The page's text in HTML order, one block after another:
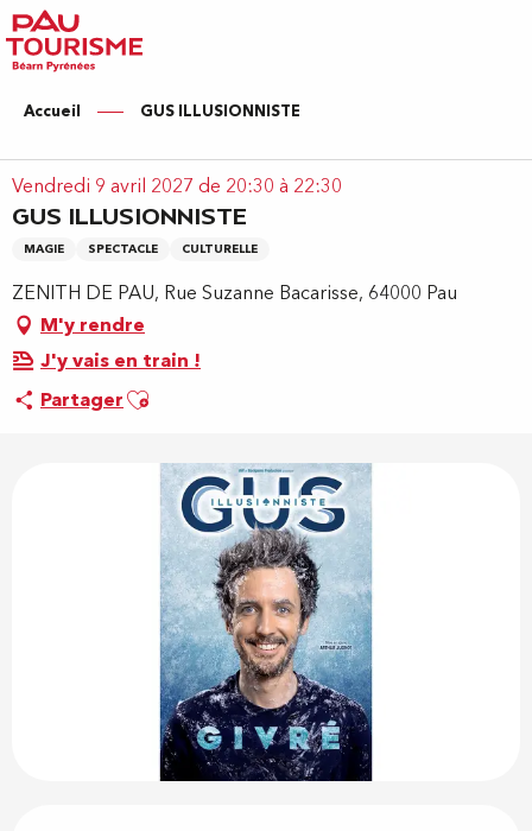
Aller
au
contenu
principal
Accueil GUS ILLUSIONNISTE
Vendredi 9 avril 2027 de 20:30 à 22:30
GUS ILLUSIONNISTE
MAGIE SPECTACLE CULTURELLE
ZENITH DE PAU, Rue Suzanne Bacarisse, 64000 Pau
M'y rendre
J'y vais en train !
PartagerAjouter aux favoris